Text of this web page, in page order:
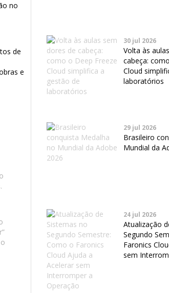
no
de
e
30 jul 2026
Volta às
cabeça:
Cloud
laboratórios
29 jul 2026
Brasileiro
Mundial da
24 jul 2026
Atualização
Segundo
Faronics
sem